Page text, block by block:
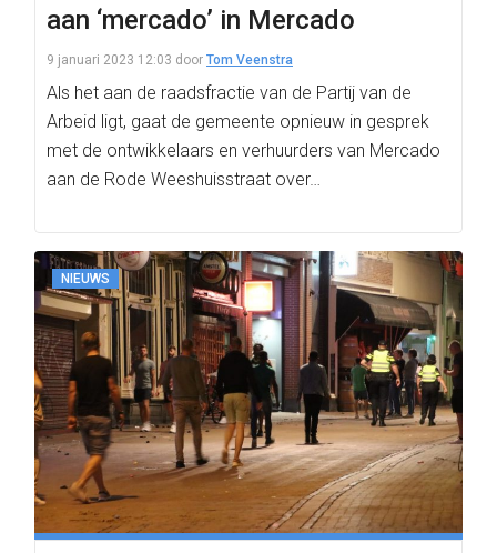
aan ‘mercado’ in Mercado
9 januari 2023 12:03 door Tom Veenstra
Als het aan de raadsfractie van de Partij van de
Arbeid ligt, gaat de gemeente opnieuw in gesprek
met de ontwikkelaars en verhuurders van Mercado
aan de Rode Weeshuisstraat over…
NIEUWS